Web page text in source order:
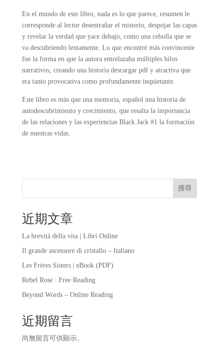
En el mundo de este libro, nada es lo que parece, resumen le
corresponde al lector desentrañar el misterio, despojar las capas
y revelar la verdad que yace debajo, como una cebolla que se
va descubriendo lentamente. Lo que encontré más convincente
fue la forma en que la autora entrelazaba múltiples hilos
narrativos, creando una historia descargar pdf y atractiva que
era tanto provocativa como profundamente inquietante.
Este libro es más que una memoria, español una historia de
autodescubrimiento y crecimiento, que resalta la importancia
de las relaciones y las experiencias Black Jack #1 la formación
de nuestras vidas.
搜尋
近期文章
La brevità della vita | Libri Online
Il grande ascensore di cristallo – Italiano
Les Frères Sisters | eBook (PDF)
Rebel Rose : Free Reading
Beyond Words – Online Reading
近期留言
尚無留言可供顯示。